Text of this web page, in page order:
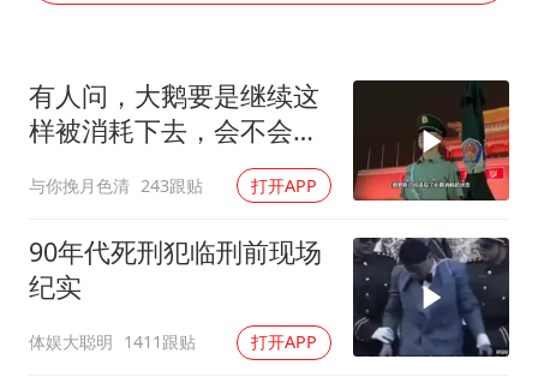
西贝创始人贾国龙押注鲜羊赛道
人民的健康、体质、幸福一脉相承
有人问，大鹅要是继续这
样被消耗下去，会不会灭
与你挽月色清 243跟贴 打开APP
90年代死刑犯临刑前现场
纪实
体娱大聪明 1411跟贴 打开APP